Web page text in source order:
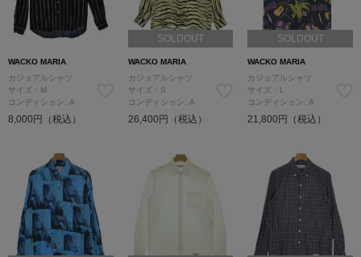
WACKO MARIA
カジュアルシャツ
サイズ：M
コンディション: A
8,000円（税込）
SOLDOUT
WACKO MARIA
カジュアルシャツ
サイズ：S
コンディション: A
26,400円（税込）
SOLDOUT
WACKO MARIA
カジュアルシャツ
サイズ：L
コンディション: A
21,800円（税込）